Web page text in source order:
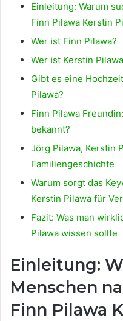
Einleitung: Warum
Finn Pilawa Kerstin
Wer ist Finn Pilawa?
Wer ist Kerstin
Gibt es eine
Pilawa?
Finn Pilawa
bekannt?
Jörg Pilawa, Kerstin
Familiengeschichte
Warum sorgt das
Kerstin Pilawa für
Fazit: Was man
Pilawa wissen sollte
Einleitung:
Menschen
Finn Pilawa